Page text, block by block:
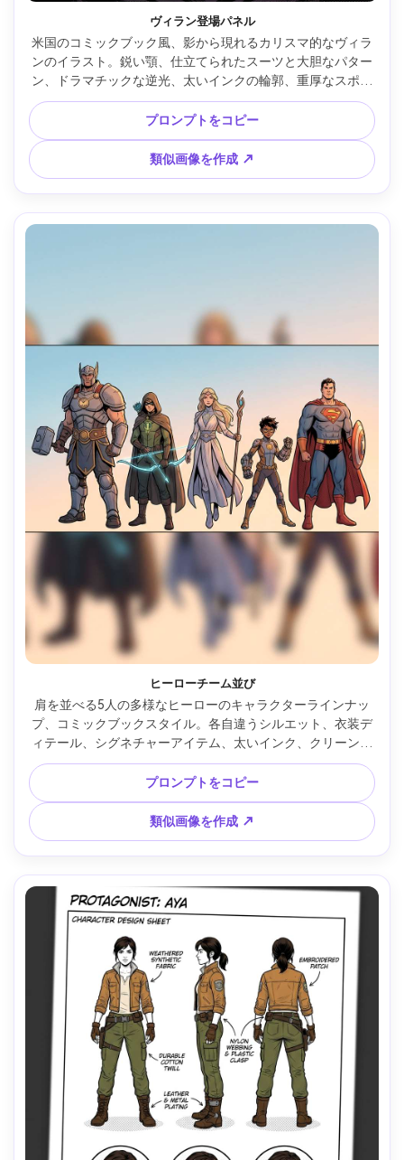
ヴィラン登場パネル
米国のコミックブック風、影から現れるカリスマ的なヴィラ
ンのイラスト。鋭い顎、仕立てられたスーツと大胆なパター
ン、ドラマチックな逆光、太いインクの輪郭、重厚なスポッ
トブラック、背景にハーフトーンシェーディング、不穏なオ
ーラ、中央構図のカバーフレーム、高精密なライン作画、現
代的グラフィックノベル仕上げ、85mmレンズ、浅い被写界
深度 --ar 4:5
プロンプトをコピー
類似画像を作成 ↗
ヒーローチーム並び
肩を並べる5人の多様なヒーローのキャラクターラインナッ
プ、コミックブックスタイル。各自違うシルエット、衣装デ
ィテール、シグネチャーアイテム、太いインク、クリーンな
輪郭、控えめハーフトーン、シンプルグラデ背景、ポスター
構成、サムネ用の分かりやすい形状、プロフェッショナルコ
ミックアート品質、85mmレンズ、浅い被写界深度、ソフト
な映画風ライティング --ar 4:5
プロンプトをコピー
類似画像を作成 ↗